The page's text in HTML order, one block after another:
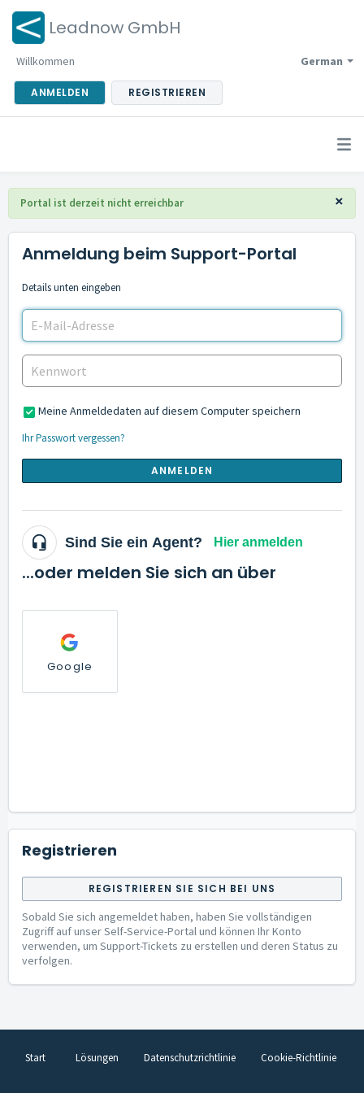
Leadnow GmbH
German
Willkommen
ANMELDEN REGISTRIEREN
×
Portal ist derzeit nicht erreichbar
Anmeldung beim Support-Portal
Details unten eingeben
Meine Anmeldedaten auf diesem Computer speichern
Ihr Passwort vergessen?
ANMELDEN
Sind Sie ein Agent? Hier anmelden
...oder melden Sie sich an über
Google
Registrieren
REGISTRIEREN SIE SICH BEI UNS
Sobald Sie sich angemeldet haben, haben Sie vollständigen
Zugriff auf unser Self-Service-Portal und können Ihr Konto
verwenden, um Support-Tickets zu erstellen und deren Status zu
verfolgen.
Start Lösungen Datenschutzrichtlinie Cookie-Richtlinie